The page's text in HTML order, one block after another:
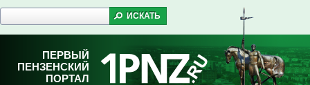
ПЕРВЫЙ
ПЕНЗЕНСКИЙ
ПОРТАЛ